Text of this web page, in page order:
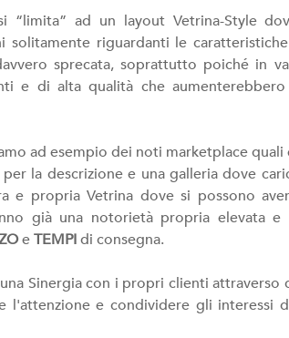
“limita” ad un layout Vetrina-Style
solitamente riguardanti le
sprecata, soprattutto poiché in
e di alta qualità che
ad esempio dei noti marketplace quali
la descrizione e una galleria dove
e propria Vetrina dove si possono
già una notorietà propria elevata e
eTEMPIdi consegna.
Sinergia con i propri clienti
l'attenzione e condividere gli interessi